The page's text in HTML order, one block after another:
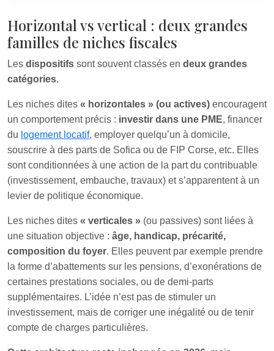
Horizontal vs vertical : deux grandes
familles de niches fiscales
Les dispositifs sont souvent classés en deux grandes
catégories.
Les niches dites « horizontales » (ou actives) encouragent
un comportement précis : investir dans une PME, financer
du logement locatif, employer quelqu’un à domicile,
souscrire à des parts de Sofica ou de FIP Corse, etc. Elles
sont conditionnées à une action de la part du contribuable
(investissement, embauche, travaux) et s’apparentent à un
levier de politique économique.
Les niches dites « verticales » (ou passives) sont liées à
une situation objective : âge, handicap, précarité,
composition du foyer. Elles peuvent par exemple prendre
la forme d’abattements sur les pensions, d’exonérations de
certaines prestations sociales, ou de demi-parts
supplémentaires. L’idée n’est pas de stimuler un
investissement, mais de corriger une inégalité ou de tenir
compte de charges particulières.